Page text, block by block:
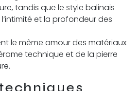
tandis que le style balinais
et la profondeur des
le même amour des matériaux
technique et de la pierre